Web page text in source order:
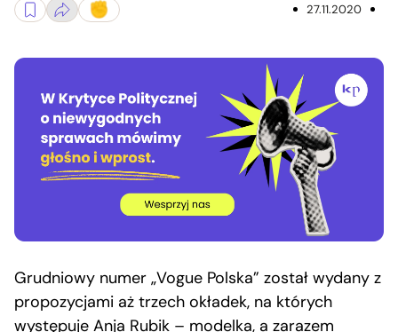
27.11.2020
Grudniowy numer „Vogue Polska” został wydany z
propozycjami aż trzech okładek, na których
występuje Anja Rubik – modelka, a zarazem